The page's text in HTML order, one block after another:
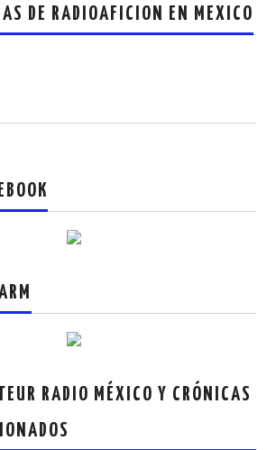
DE RADIOAFICION EN MEXICO
RADIO MÉXICO Y CRÓNICAS